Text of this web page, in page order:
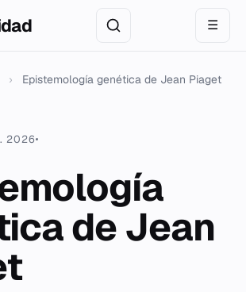
☰
› Epistemología genética de Jean Piaget
2026
de Jean